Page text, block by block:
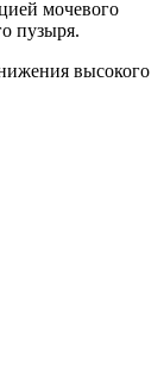
мочевого
пузыря.
высокого